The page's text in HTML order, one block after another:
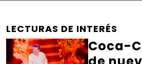
LECTURAS DE INTERÉS
Coca-